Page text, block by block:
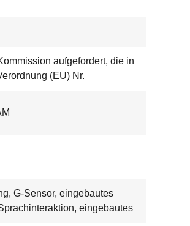
aufgefordert, die in
(EU) Nr.
G-Sensor, eingebautes
eingebautes